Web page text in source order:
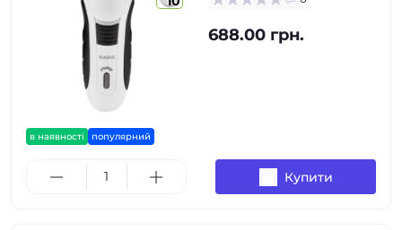
в наявності популярний
688.00 грн.
Купити